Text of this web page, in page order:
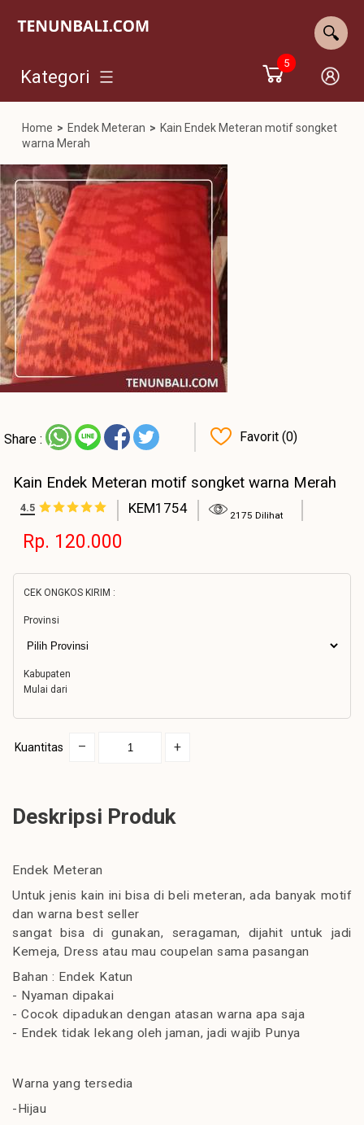
Kategori
5
Home > Endek Meteran > Kain Endek Meteran motif songket
warna Merah
Share : Favorit (0)
Kain Endek Meteran motif songket warna Merah
4.5 KEM1754 2175 Dilihat
Rp. 120.000
CEK ONGKOS KIRIM :
Provinsi
Kabupaten
Mulai dari
Kuantitas – +
Deskripsi Produk
Endek Meteran
Untuk jenis kain ini bisa di beli meteran, ada banyak motif
dan warna best seller
sangat bisa di gunakan, seragaman, dijahit untuk jadi
Kemeja, Dress atau mau coupelan sama pasangan
Bahan : Endek Katun
- Nyaman dipakai
- Cocok dipadukan dengan atasan warna apa saja
- Endek tidak lekang oleh jaman, jadi wajib Punya
Warna yang tersedia
-Hijau